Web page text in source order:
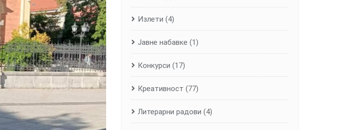
Излети (4)
Јавне набавке (1)
Конкурси (17)
Креативност (77)
Литерарни радови (4)